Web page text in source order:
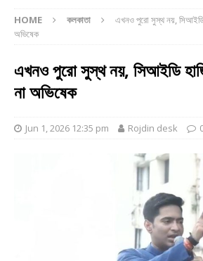
HOME কলকাতা
এখনও পুরো সুস্থ নয়, সিআইডি
অভিষেক
এখনও পুরো সুস্থ নয়, সিআইডি
না অভিষেক
Jun 1, 2026 12:35 pm Rojdin desk